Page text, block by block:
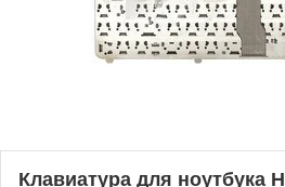
Клавиатура для ноутбука